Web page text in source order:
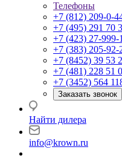
Телефоны
+7 (812) 209-0-
+7 (495) 291 70
+7 (423) 27-999-
+7 (383) 205-92-
+7 (8452) 39 53
+7 (481) 228 51
+7 (3452) 564
Заказать звонок
Найти дилера
info@krown.ru